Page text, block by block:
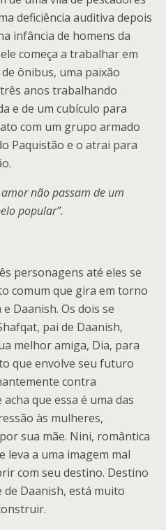
deficiência auditiva depois
infância de homens da
começa a trabalhar em
ônibus, uma paixão
anos trabalhando
e de um cubículo para
com um grupo armado
Paquistão e o atrai para
não passam de um
popular”.
personagens até eles se
comum que gira em torno
Daanish. Os dois se
pai de Daanish,
melhor amiga, Dia, para
que envolve seu futuro
contra
que essa é uma das
às mulheres,
sua mãe. Nini, romântica
leva a uma imagem mal
com seu destino. Destino
de Daanish, está muito